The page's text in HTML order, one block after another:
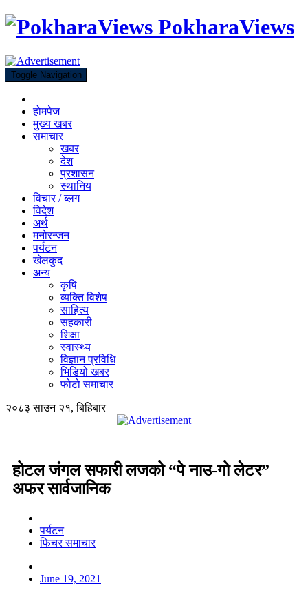
PokharaViews
Toggle Navigation
होमपेज
मुख्य खबर
समाचार
खबर
देश
प्रशासन
स्थानिय
विचार / ब्लग
विदेश
अर्थ
मनोरन्जन
पर्यटन
खेलकुद
अन्य
कृषि
व्यक्ति विशेष
साहित्य
सहकारी
शिक्षा
स्वास्थ्य
विज्ञान प्रविधि
भिडियो खबर
फोटो समाचार
२०८३ साउन २१, बिहिबार
होटल जंगल सफारी लजको “पे नाउ-गो लेटर”
अफर सार्वजानिक
पर्यटन
फिचर समाचार
June 19, 2021